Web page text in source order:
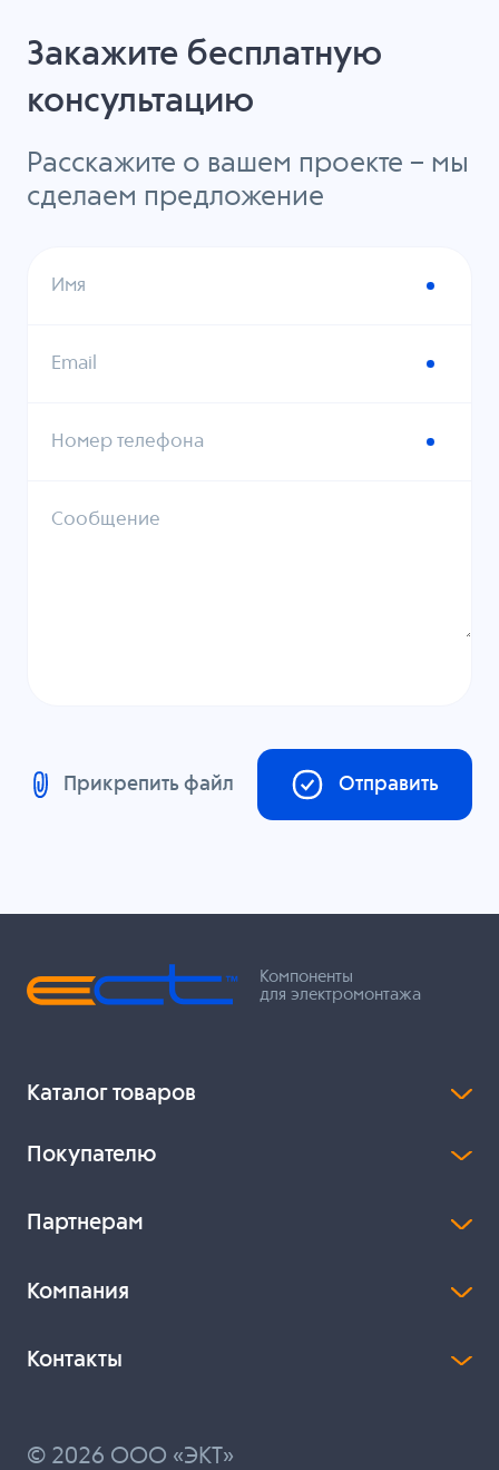
Закажите бесплатную
консультацию
Расскажите о вашем проекте – мы
сделаем предложение
Имя
Email
Номер телефона
Сообщение
Прикрепить файл Отправить
Компоненты
для электромонтажа
Каталог товаров
Покупателю
Партнерам
Компания
Контакты
© 2026 ООО «ЭКТ»